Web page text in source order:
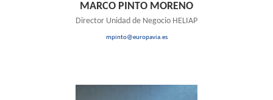
MARCO PINTO MORENO
Director Unidad de Negocio HELIAP
mpinto@europavia.es